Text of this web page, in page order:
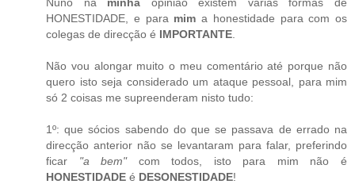
HONESTIDADE, e para mim a honestidade para com os
colegas de direcção é IMPORTANTE
Não vou alongar muito o meu comentário até porque não
quero isto seja considerado um ataque pessoal, para mim
só 2 coisas me supreenderam nisto tudo:
1º: que sócios sabendo do que se passava de errado na
direcção anterior não se levantaram para falar, preferindo
ficar "a bem"com todos, isto para mim não é
HONESTIDADE é DESONESTIDADE!